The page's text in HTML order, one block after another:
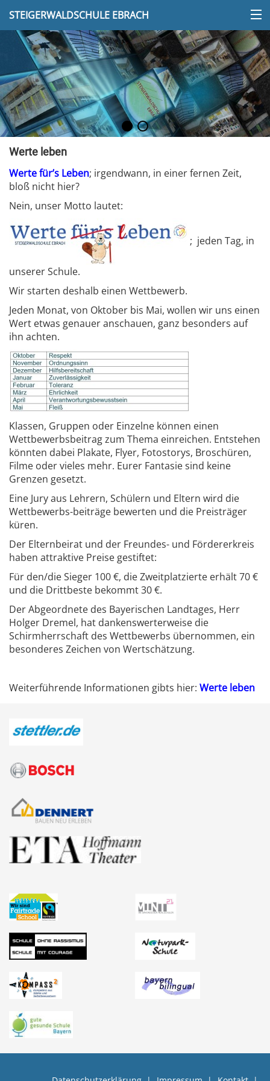
STEIGERWALDSCHULE EBRACH
Werte leben
Werte für’s Leben; irgendwann, in einer fernen Zeit,
bloß nicht hier?
Nein, unser Motto lautet:
; jeden Tag, in
unserer Schule.
Wir starten deshalb einen Wettbewerb.
Jeden Monat, von Oktober bis Mai, wollen wir uns einen
Wert etwas genauer anschauen, ganz besonders auf
ihn achten.
Klassen, Gruppen oder Einzelne können einen
Wettbewerbsbeitrag zum Thema einreichen. Entstehen
könnten dabei Plakate, Flyer, Fotostorys, Broschüren,
Filme oder vieles mehr. Eurer Fantasie sind keine
Grenzen gesetzt.
Eine Jury aus Lehrern, Schülern und Eltern wird die
Wettbewerbs-beiträge bewerten und die Preisträger
küren.
Der Elternbeirat und der Freundes- und Fördererkreis
haben attraktive Preise gestiftet:
Für den/die Sieger 100 €, die Zweitplatzierte erhält 70 €
und die Drittbeste bekommt 30 €.
Der Abgeordnete des Bayerischen Landtages, Herr
Holger Dremel, hat dankenswerterweise die
Schirmherrschaft des Wettbewerbs übernommen, ein
besonderes Zeichen von Wertschätzung.
Weiterführende Informationen gibts hier: Werte leben